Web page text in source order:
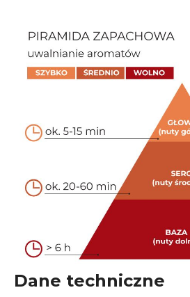
Dane techniczne